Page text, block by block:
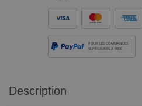
POUR LES COMMANDES
SUPÉRIEURES À 500€
Description